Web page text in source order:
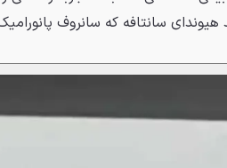
سانتافه که سانروف